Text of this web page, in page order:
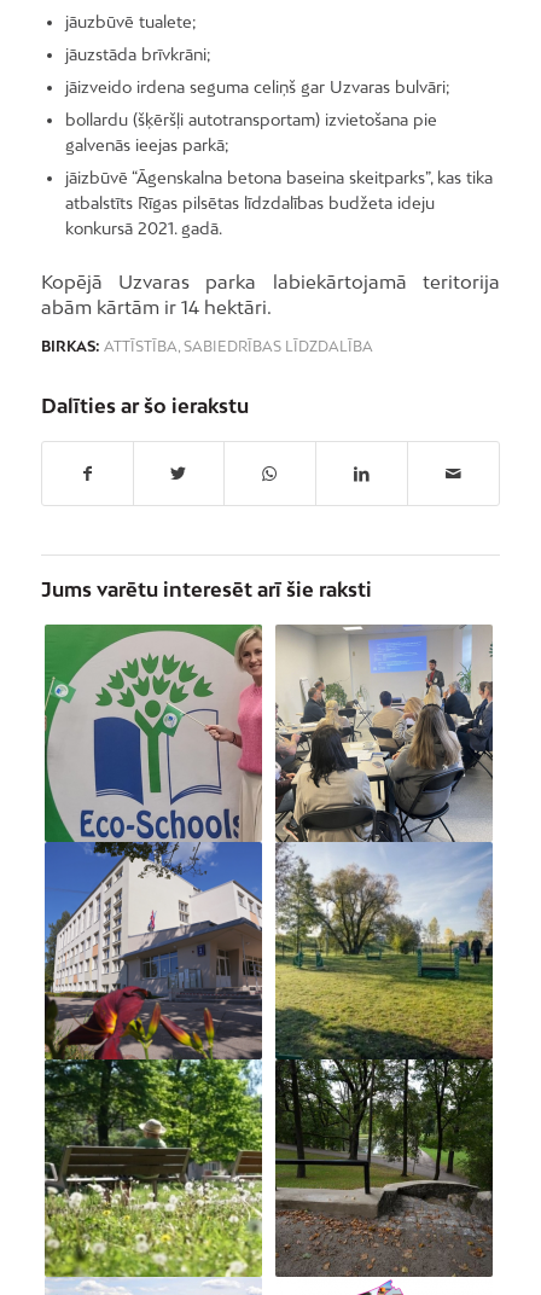
jāuzbūvē tualete;
jāuzstāda brīvkrāni;
jāizveido irdena seguma celiņš gar Uzvaras bulvāri;
bollardu (šķēršļi autotransportam) izvietošana pie
galvenās ieejas parkā;
jāizbūvē “Āgenskalna betona baseina skeitparks”, kas tika
atbalstīts Rīgas pilsētas līdzdalības budžeta ideju
konkursā 2021. gadā.
Kopējā Uzvaras parka labiekārtojamā teritorija
abām kārtām ir 14 hektāri.
BIRKAS: ATTĪSTĪBA, SABIEDRĪBAS LĪDZDALĪBA
Dalīties ar šo ierakstu
Jums varētu interesēt arī šie raksti